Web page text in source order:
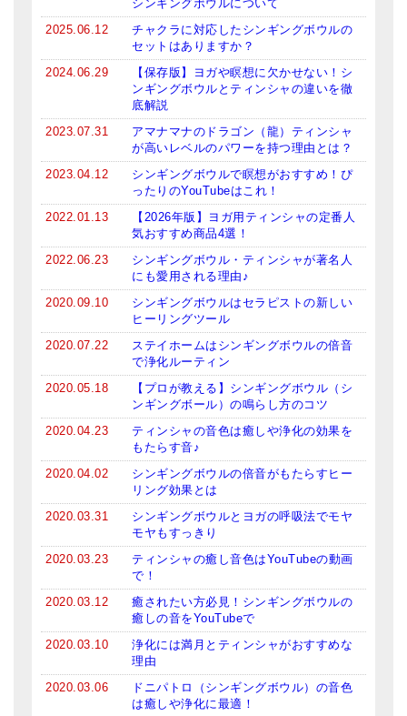
シンギングボウルについて
2025.06.12
チャクラに対応したシンギングボウルの
セットはありますか？
2024.06.29
【保存版】ヨガや瞑想に欠かせない！シ
ンギングボウルとティンシャの違いを徹
底解説
2023.07.31
アマナマナのドラゴン（龍）ティンシャ
が高いレベルのパワーを持つ理由とは？
2023.04.12
シンギングボウルで瞑想がおすすめ！ぴ
ったりのYouTubeはこれ！
2022.01.13
【2026年版】ヨガ用ティンシャの定番人
気おすすめ商品4選！
2022.06.23
シンギングボウル・ティンシャが著名人
にも愛用される理由♪
2020.09.10
シンギングボウルはセラピストの新しい
ヒーリングツール
2020.07.22
ステイホームはシンギングボウルの倍音
で浄化ルーティン
2020.05.18
【プロが教える】シンギングボウル（シ
ンギングボール）の鳴らし方のコツ
2020.04.23
ティンシャの音色は癒しや浄化の効果を
もたらす音♪
2020.04.02
シンギングボウルの倍音がもたらすヒー
リング効果とは
2020.03.31
シンギングボウルとヨガの呼吸法でモヤ
モヤもすっきり
2020.03.23
ティンシャの癒し音色はYouTubeの動画
で！
2020.03.12
癒されたい方必見！シンギングボウルの
癒しの音をYouTubeで
2020.03.10
浄化には満月とティンシャがおすすめな
理由
2020.03.06
ドニパトロ（シンギングボウル）の音色
は癒しや浄化に最適！